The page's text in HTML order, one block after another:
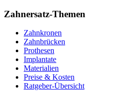
Zahnersatz-Themen
Zahnkronen
Zahnbrücken
Prothesen
Implantate
Materialien
Preise & Kosten
Ratgeber-Übersicht